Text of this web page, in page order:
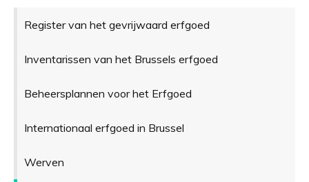
Register van het gevrijwaard erfgoed
Inventarissen van het Brussels erfgoed
Beheersplannen voor het Erfgoed
Internationaal erfgoed in Brussel
Werven